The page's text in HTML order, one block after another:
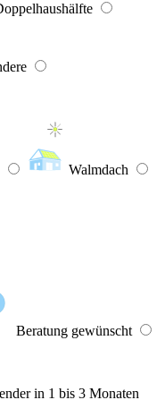
Walmdach
Beratung gewünscht
in 1 bis 3 Monaten